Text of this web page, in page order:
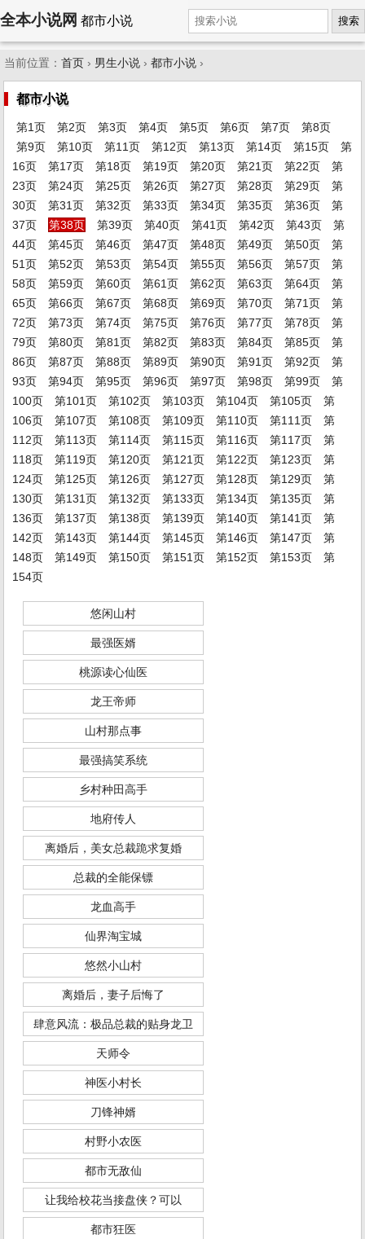
全本小说网 都市小说 搜索
当前位置： 首页 › 男生小说 › 都市小说 ›
都市小说
第1页 第2页 第3页 第4页 第5页 第6页 第7页
第8页
第9页
第10页 第11页 第12页 第13页 第14页 第15页
第
16页
第17页 第18页 第19页 第20页 第21页 第22页
第
23页
第24页 第25页 第26页 第27页 第28页 第29页
第
30页
第31页 第32页 第33页 第34页 第35页 第36页
第
37页
第38页 第39页 第40页 第41页 第42页 第43页
第
44页
第45页 第46页 第47页 第48页 第49页 第50页
第
51页
第52页 第53页 第54页 第55页 第56页 第57页
第
58页
第59页 第60页 第61页 第62页 第63页 第64页
第
65页
第66页 第67页 第68页 第69页 第70页 第71页
第
72页
第73页 第74页 第75页 第76页 第77页 第78页
第
79页
第80页 第81页 第82页 第83页 第84页 第85页
第
86页
第87页 第88页 第89页 第90页 第91页 第92页
第
93页
第94页 第95页 第96页 第97页 第98页 第99页
第
100页
第101页 第102页 第103页 第104页 第105页
第
106页
第107页 第108页 第109页 第110页 第111页
第
112页
第113页 第114页 第115页 第116页 第117页
第
118页
第119页 第120页 第121页 第122页 第123页
第
124页
第125页 第126页 第127页 第128页 第129页
第
130页
第131页 第132页 第133页 第134页 第135页
第
136页
第137页 第138页 第139页 第140页 第141页
第
142页
第143页 第144页 第145页 第146页 第147页
第
148页
第149页 第150页 第151页 第152页 第153页
第
154页
悠闲山村
最强医婿
桃源读心仙医
龙王帝师
山村那点事
最强搞笑系统
乡村种田高手
地府传人
离婚后，美女总裁跪求复婚
总裁的全能保镖
龙血高手
仙界淘宝城
悠然小山村
离婚后，妻子后悔了
肆意风流：极品总裁的贴身龙卫
天师令
神医小村长
刀锋神婿
村野小农医
都市无敌仙
让我给校花当接盘侠？可以
都市狂医